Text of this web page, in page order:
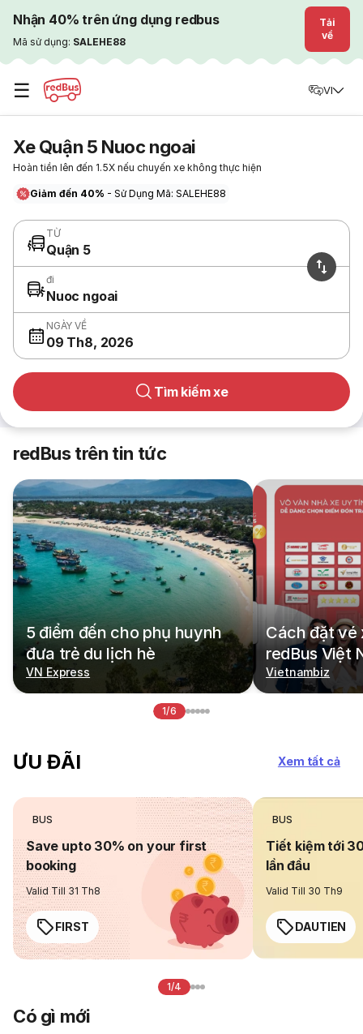
Nhận 40% trên ứng dụng redbus
Mã sử dụng: SALEHE88
Tải
về
☰ VI
Xe Quận 5 Nuoc ngoai
Hoàn tiền lên đến 1.5X nếu chuyến xe không thực hiện
Giảm đến 40% - Sử Dụng Mã: SALEHE88
TỪ
Quận 5
đi
Nuoc ngoai
NGÀY VỀ
09 Th8, 2026
Tìm kiếm xe
redBus trên tin tức
5 điểm đến cho phụ huynh
đưa trẻ du lịch hè
VN Express
Cách đặt vé
redBus Việt
Vietnambiz
1/6
ƯU ĐÃI Xem tất cả
BUS
Save upto 30% on your first
booking
Valid Till 31 Th8
FIRST
BUS
Tiết kiệm tới
lần đầu
Valid Till 30 Th9
DAUTIEN
1/4
Có gì mới